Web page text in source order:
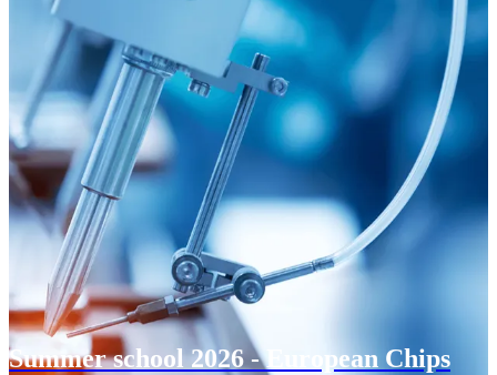
Summer school 2026 - European Chips